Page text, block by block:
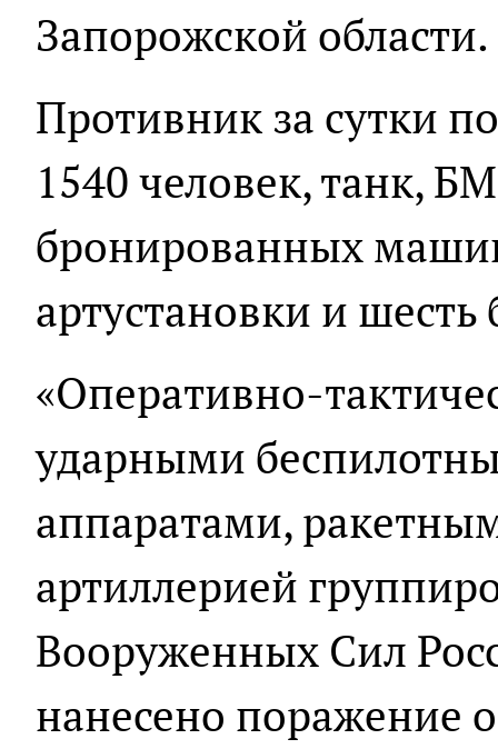
Запорожской области.
Противник за сутки
1540 человек, танк,
бронированных
артустановки и
«Оперативно-
ударными
аппаратами,
артиллерией
Вооруженных Сил
нанесено поражение